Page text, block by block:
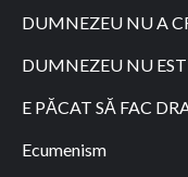
DUMNEZEU NU A
DUMNEZEU NU
E PĂCAT SĂ FAC
Ecumenism